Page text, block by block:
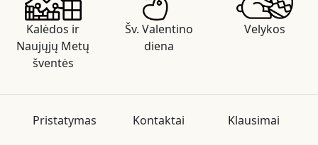
Kalėdos ir
Naujųjų Metų
šventės
Šv. Valentino
diena
Velykos
Pristatymas Kontaktai Klausimai